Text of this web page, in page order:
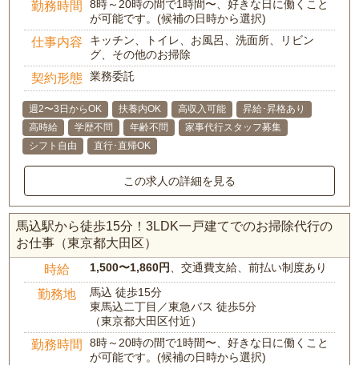
勤務時間
8時～20時の間で1時間〜、好きな日に働くこと
が可能です。(候補の日時から選択)
仕事内容
キッチン、トイレ、お風呂、洗面所、リビン
グ、その他のお掃除
契約形態 業務委託
週2〜3日からOK 扶養内OK 高収入可能
昇給･昇格あり
高時給
学歴不問 年齢不問
家事代行スタッフ募集
シフト自由
直行･直帰OK
この求人の詳細を見る
馬込駅から徒歩15分！3LDK一戸建てでのお掃除代行の
お仕事（東京都大田区）
時給 1,500〜1,860円、交通費支給、前払い制度あり
勤務地
馬込 徒歩15分
東馬込二丁目／東急バス 徒歩5分
（東京都大田区付近）
勤務時間
8時～20時の間で1時間〜、好きな日に働くこと
が可能です。(候補の日時から選択)